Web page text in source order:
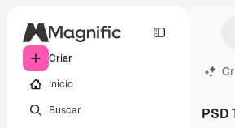
Criar
Início
Buscar
PSD